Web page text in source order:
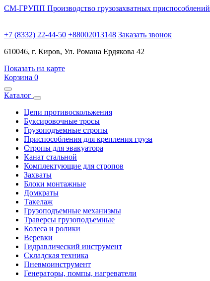
СМ-ГРУПП Производство грузозахватных приспособлений
+7 (8332) 22-44-50 +88002013148 Заказать звонок
610046, г. Киров, Ул. Романа Ердякова 42
Показать на карте
Корзина 0
Каталог
Цепи противоскольжения
Буксировочные тросы
Грузоподъемные стропы
Приспособления для крепления груза
Стропы для эвакуатора
Канат стальной
Комплектующие для стропов
Захваты
Блоки монтажные
Домкраты
Такелаж
Грузоподъемные механизмы
Траверсы грузоподъемные
Колеса и ролики
Веревки
Гидравлический инструмент
Складская техника
Пневмоинструмент
Генераторы, помпы, нагреватели